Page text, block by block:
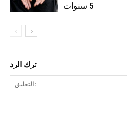
5 سنوات
ترك الرد